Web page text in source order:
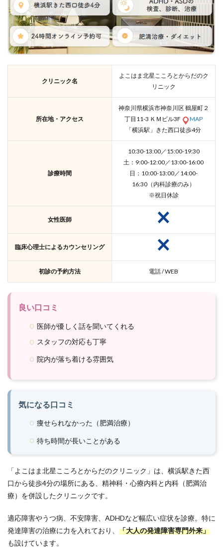
クリニック名
よこはま北星こころとからだのク
リニック
所在地・アクセス
神奈川県横浜市神奈川区 鶴屋町２
丁目11-3 ＫＭビル3F
MAP
「横浜駅」きた西口徒歩4分
診療時間
10:30-13:00／15:00-19:30
土：9:00-12:00／13:00-16:00
日：10:00-13:00／14:00-
16:30（内科診療のみ）
※祝日休診
女性医師
臨床心理士によるカウンセリング
初診の予約方法 電話 / WEB
良い口コミ
医師が優しく話を聞いてくれる
スタッフの対応も丁寧
院内が落ち着ける雰囲気
気になる口コミ
痩せられなかった（肥満治療）
待ち時間が長いことがある
「よこはま北星こころとからだのクリニック」は、横浜駅きた西
口から徒歩4分の場所にある、精神科・心療内科と内科（肥満治
療）を併設したクリニックです。
適応障害やうつ病、不安障害、ADHDなど幅広い症状を診療。特に
発達障害の治療に力を入れており、 「大人の発達障害専門外来」
も設けています。